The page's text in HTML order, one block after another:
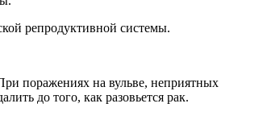
репродуктивной системы.
поражениях на вульве, неприятных
до того, как разовьется рак.